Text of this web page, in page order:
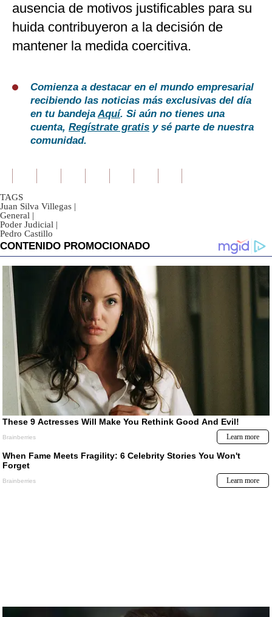
ausencia de motivos justificables para su
huida contribuyeron a la decisión de
mantener la medida coercitiva.
Comienza a destacar en el mundo empresarial
recibiendo las noticias más exclusivas del día
en tu bandejaAquí. Si aún no tienes una
cuenta, Regístrate gratis y sé parte de nuestra
comunidad.
TAGS
Juan Silva Villegas |
General |
Poder Judicial |
Pedro Castillo